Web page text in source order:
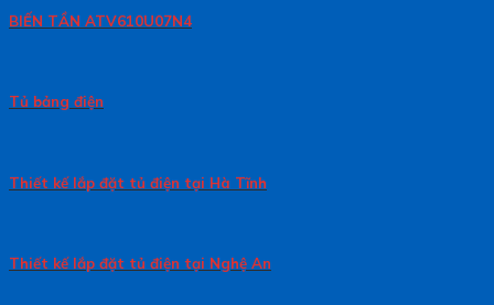
BIẾN TẦN ATV610U07N4
Tủ bảng điện
Thiết kế lắp đặt tủ điện tại Hà Tĩnh
Thiết kế lắp đặt tủ điện tại Nghệ An